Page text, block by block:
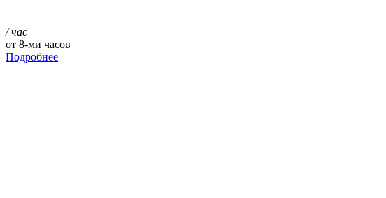
/ час
от 8-ми часов
Подробнее